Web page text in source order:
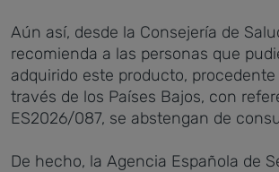
Aún así, desde la Consejería de
recomienda a las personas que
adquirido este producto,
través de los Países Bajos, con
ES2026/087, se abstengan de
De hecho, la Agencia Española de